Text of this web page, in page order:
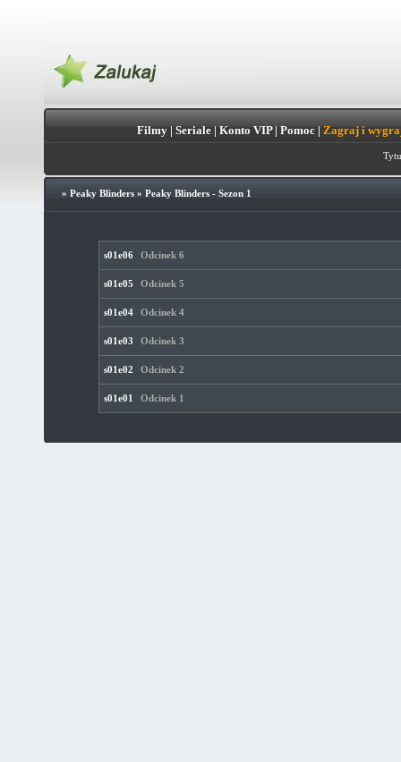
Filmy| Seriale| Konto VIP| Pomoc| Zagraj i
» Peaky Blinders» Peaky Blinders - Sezon 1
s01e06 Odcinek 6
s01e05 Odcinek 5
s01e04 Odcinek 4
s01e03 Odcinek 3
s01e02 Odcinek 2
s01e01 Odcinek 1